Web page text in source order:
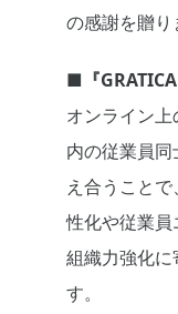
の感謝を贈り
■ 『GRATICA
オンライン
内の従業員
え合うこと
性化や従業員
組織力強化
す。